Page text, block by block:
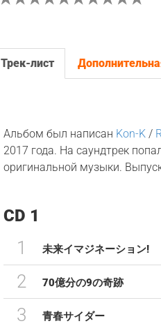
Трек-лист
Альбом был написан Kon-K /
2017 года. На саундтрек
оригинальной музыки.
CD 1
1 未来イマジネーション!
2 70億分の9の奇跡
3 青春サイダー